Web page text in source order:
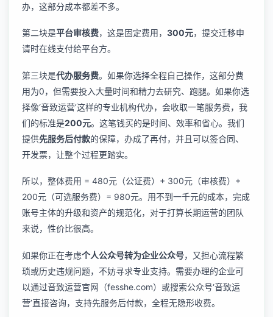
办，这部分成本都差不多。
第二块是平台审核费，这是固定费用， 300元，提交迁移申
请时在线支付给平台方。
第三块是代办服务费。如果你选择全程自己操作，这部分费
用为0，但需要投入大量时间和精力去研究、跑腿。如果你选
择像‘音致运营’这样的专业机构代办，会收取一笔服务费，我
们的标准是200元。这笔钱买的是时间、效率和省心。我们
提供先服务后付款的保障，办成了再付，并且可以签合同、
开发票，让整个过程更踏实。
所以，整体费用 = 480元（公证费）+ 300元（审核费）+
200元（可选服务费）= 980元。用不到一千元的成本，完成
账号主体的升级和资产的规范化，对于打算长期运营的团队
来说，性价比很高。
如果你正在考虑个人公众号转为企业公众号，又担心流程繁
琐或历史违规问题，不妨寻求专业支持。需要办理的企业可
以通过音致运营官网（fesshe.com）或搜索公众号‘音致运
营’直接咨询，支持先服务后付款，全程无隐形收费。